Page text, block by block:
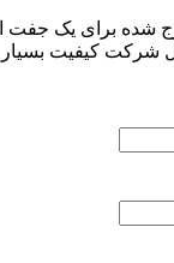
شده برای یک
شرکت کیفیت بسیار